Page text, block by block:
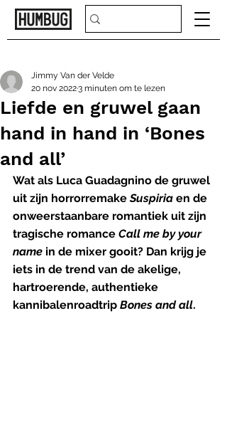
Liefde en gruwel gaan
hand in hand in ‘Bones
and all’
Jimmy Van der Velde
20 nov 20223 minuten om te lezen
Wat als Luca Guadagnino de gruwel
uit zijn horrorremake Suspiria en de
onweerstaanbare romantiek uit zijn
tragische romance Call me by your
name in de mixer gooit? Dan krijg je
iets in de trend van de akelige,
hartroerende, authentieke
kannibalenroadtrip Bones and all.